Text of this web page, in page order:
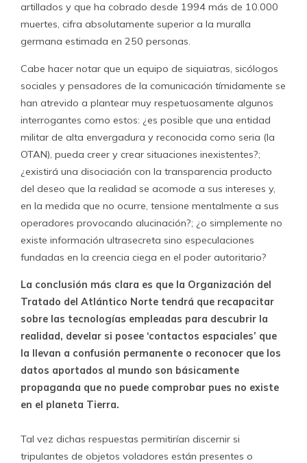
artillados y que ha cobrado desde 1994 más de 10.000
muertes, cifra absolutamente superior a la muralla
germana estimada en 250 personas.
Cabe hacer notar que un equipo de siquiatras, sicólogos
sociales y pensadores de la comunicación tímidamente se
han atrevido a plantear muy respetuosamente algunos
interrogantes como estos: ¿es posible que una entidad
militar de alta envergadura y reconocida como seria (la
OTAN), pueda creer y crear situaciones inexistentes?;
¿existirá una disociación con la transparencia producto
del deseo que la realidad se acomode a sus intereses y,
en la medida que no ocurre, tensione mentalmente a sus
operadores provocando alucinación?; ¿o simplemente no
existe información ultrasecreta sino especulaciones
fundadas en la creencia ciega en el poder autoritario?
La conclusión más clara es que la Organización del
Tratado del Atlántico Norte tendrá que recapacitar
sobre las tecnologías empleadas para descubrir la
realidad, develar si posee ‘contactos espaciales’ que
la llevan a confusión permanente o reconocer que los
datos aportados al mundo son básicamente
propaganda que no puede comprobar pues no existe
en el planeta Tierra.
Tal vez dichas respuestas permitirían discernir si
tripulantes de objetos voladores están presentes o